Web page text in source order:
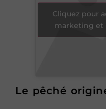
Cliquez pour
marketing et
Le pêché